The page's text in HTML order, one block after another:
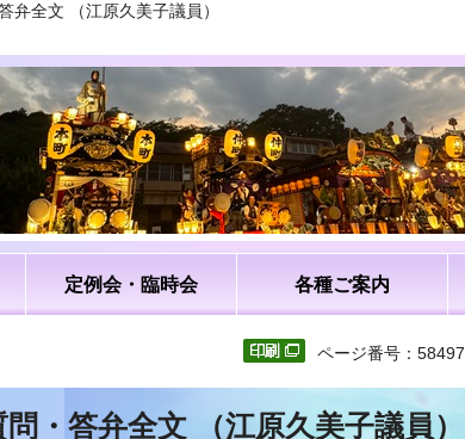
弁全文 （江原久美子議員）
定例会・臨時会 各種ご案内
ページ番号：58497
・答弁全文 （江原久美子議員）